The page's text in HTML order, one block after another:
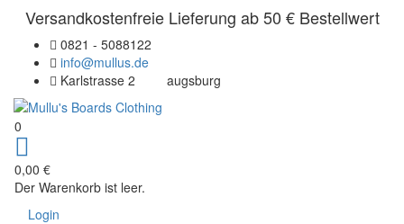
Versandkostenfreie Lieferung ab 50 € Bestellwert
0821 - 5088122
info@mullus.de
Karlstrasse 2
augsburg
0
0,00 €
Der Warenkorb ist leer.
Login